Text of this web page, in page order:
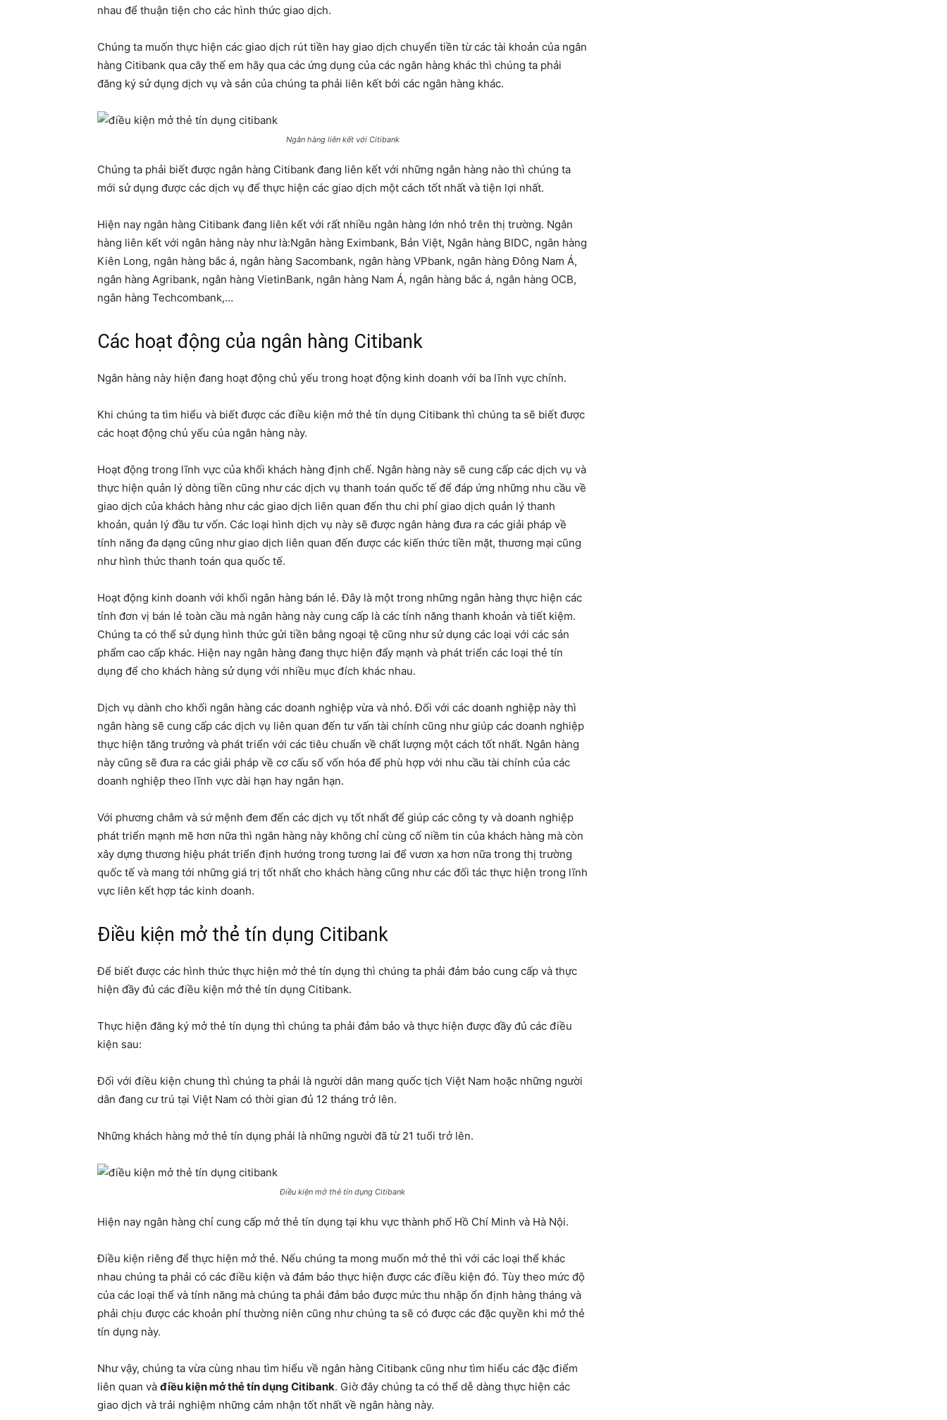
nhau để thuận tiện cho các hình thức giao dịch.
Chúng ta muốn thực hiện các giao dịch rút tiền hay giao dịch chuyển tiền từ các tài khoản của ngân
hàng Citibank qua cây thế em hãy qua các ứng dụng của các ngân hàng khác thì chúng ta phải
đăng ký sử dụng dịch vụ và sản của chúng ta phải liên kết bởi các ngân hàng khác.
Ngân hàng liên kết với Citibank
Chúng ta phải biết được ngân hàng Citibank đang liên kết với những ngân hàng nào thì chúng ta
mới sử dụng được các dịch vụ để thực hiện các giao dịch một cách tốt nhất và tiện lợi nhất.
Hiện nay ngân hàng Citibank đang liên kết với rất nhiều ngân hàng lớn nhỏ trên thị trường. Ngân
hàng liên kết với ngân hàng này như là:Ngân hàng Eximbank, Bản Việt, Ngân hàng BIDC, ngân hàng
Kiên Long, ngân hàng bắc á, ngân hàng Sacombank, ngân hàng VPbank, ngân hàng Đông Nam Á,
ngân hàng Agribank, ngân hàng VietinBank, ngân hàng Nam Á, ngân hàng bắc á, ngân hàng OCB,
ngân hàng Techcombank,…
Các hoạt động của ngân hàng Citibank
Ngân hàng này hiện đang hoạt động chủ yếu trong hoạt động kinh doanh với ba lĩnh vực chính.
Khi chúng ta tìm hiểu và biết được các điều kiện mở thẻ tín dụng Citibank thì chúng ta sẽ biết được
các hoạt động chủ yếu của ngân hàng này.
Hoạt động trong lĩnh vực của khối khách hàng định chế. Ngân hàng này sẽ cung cấp các dịch vụ và
thực hiện quản lý dòng tiền cũng như các dịch vụ thanh toán quốc tế để đáp ứng những nhu cầu về
giao dịch của khách hàng như các giao dịch liên quan đến thu chi phí giao dịch quản lý thanh
khoản, quản lý đầu tư vốn. Các loại hình dịch vụ này sẽ được ngân hàng đưa ra các giải pháp về
tính năng đa dạng cũng như giao dịch liên quan đến được các kiến thức tiền mặt, thương mại cũng
như hình thức thanh toán qua quốc tế.
Hoạt động kinh doanh với khối ngân hàng bán lẻ. Đây là một trong những ngân hàng thực hiện các
tỉnh đơn vị bán lẻ toàn cầu mà ngân hàng này cung cấp là các tính năng thanh khoản và tiết kiệm.
Chúng ta có thể sử dụng hình thức gửi tiền bằng ngoại tệ cũng như sử dụng các loại với các sản
phẩm cao cấp khác. Hiện nay ngân hàng đang thực hiện đẩy mạnh và phát triển các loại thẻ tín
dụng để cho khách hàng sử dụng với nhiều mục đích khác nhau.
Dịch vụ dành cho khối ngân hàng các doanh nghiệp vừa và nhỏ. Đối với các doanh nghiệp này thì
ngân hàng sẽ cung cấp các dịch vụ liên quan đến tư vấn tài chính cũng như giúp các doanh nghiệp
thực hiện tăng trưởng và phát triển với các tiêu chuẩn về chất lượng một cách tốt nhất. Ngân hàng
này cũng sẽ đưa ra các giải pháp về cơ cấu số vốn hóa để phù hợp với nhu cầu tài chính của các
doanh nghiệp theo lĩnh vực dài hạn hay ngắn hạn.
Với phương châm và sứ mệnh đem đến các dịch vụ tốt nhất để giúp các công ty và doanh nghiệp
phát triển mạnh mẽ hơn nữa thì ngân hàng này không chỉ cùng cố niềm tin của khách hàng mà còn
xây dựng thương hiệu phát triển định hướng trong tương lai để vươn xa hơn nữa trong thị trường
quốc tế và mang tới những giá trị tốt nhất cho khách hàng cũng như các đối tác thực hiện trong lĩnh
vực liên kết hợp tác kinh doanh.
Điều kiện mở thẻ tín dụng Citibank
Để biết được các hình thức thực hiện mở thẻ tín dụng thì chúng ta phải đảm bảo cung cấp và thực
hiện đầy đủ các điều kiện mở thẻ tín dụng Citibank.
Thực hiện đăng ký mở thẻ tín dụng thì chúng ta phải đảm bảo và thực hiện được đầy đủ các điều
kiện sau:
Đối với điều kiện chung thì chúng ta phải là người dân mang quốc tịch Việt Nam hoặc những người
dân đang cư trú tại Việt Nam có thời gian đủ 12 tháng trở lên.
Những khách hàng mở thẻ tín dụng phải là những người đã từ 21 tuổi trở lên.
Điều kiện mở thẻ tín dụng Citibank
Hiện nay ngân hàng chỉ cung cấp mở thẻ tín dụng tại khu vực thành phố Hồ Chí Minh và Hà Nội.
Điều kiện riêng để thực hiện mở thẻ. Nếu chúng ta mong muốn mở thẻ thì với các loại thể khác
nhau chúng ta phải có các điều kiện và đảm bảo thực hiện được các điều kiện đó. Tùy theo mức độ
của các loại thể và tính năng mà chúng ta phải đảm bảo được mức thu nhập ổn định hàng tháng và
phải chịu được các khoản phí thường niên cũng như chúng ta sẽ có được các đặc quyền khi mở thẻ
tín dụng này.
Như vậy, chúng ta vừa cùng nhau tìm hiểu về ngân hàng Citibank cũng như tìm hiểu các đặc điểm
liên quan và điều kiện mở thẻ tín dụng Citibank. Giờ đây chúng ta có thể dễ dàng thực hiện các
giao dịch và trải nghiệm những cảm nhận tốt nhất về ngân hàng này.